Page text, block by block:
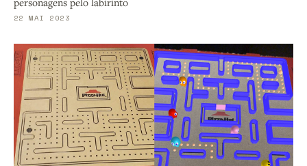
personagens pelo labirinto
22 MAI 2023